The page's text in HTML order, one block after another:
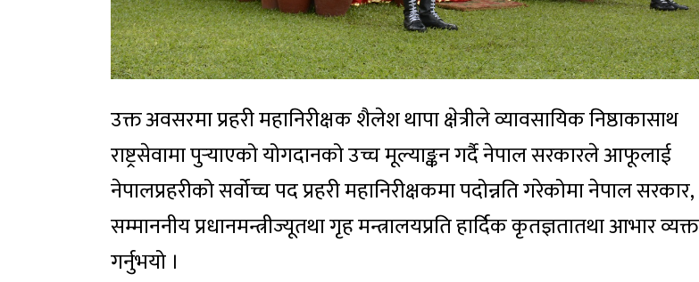
उक्त अवसरमा प्रहरी महानिरीक्षक शैलेश थापा क्षेत्रीले व्यावसायिक निष्ठाकासाथ
राष्ट्रसेवामा पुर्‍याएको योगदानको उच्च मूल्याङ्कन गर्दै नेपाल सरकारले आफूलाई
नेपालप्रहरीको सर्वोच्च पद प्रहरी महानिरीक्षकमा पदोन्नति गरेकोमा नेपाल सरकार,
सम्माननीय प्रधानमन्त्रीज्यूतथा गृह मन्त्रालयप्रति हार्दिक कृतज्ञतातथा आभार व्यक्त
गर्नुभयो ।